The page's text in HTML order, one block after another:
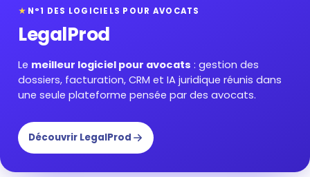
★ N°1 DES LOGICIELS POUR AVOCATS
LegalProd
Le meilleur logiciel pour avocats : gestion des
dossiers, facturation, CRM et IA juridique réunis dans
une seule plateforme pensée par des avocats.
Découvrir LegalProd